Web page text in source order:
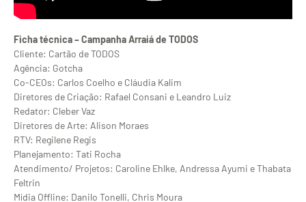
Ficha técnica – Campanha Arraiá de TODOS
Cliente: Cartão de TODOS
Agência: Gotcha
Co-CEOs: Carlos Coelho e Cláudia Kalim
Diretores de Criação: Rafael Consani e Leandro Luiz
Redator: Cleber Vaz
Diretores de Arte: Alison Moraes
RTV: Regilene Regis
Planejamento: Tati Rocha
Atendimento/ Projetos: Caroline Ehlke, Andressa Ayumi e Thabata
Feltrin
Mídia Offline: Danilo Tonelli, Chris Moura